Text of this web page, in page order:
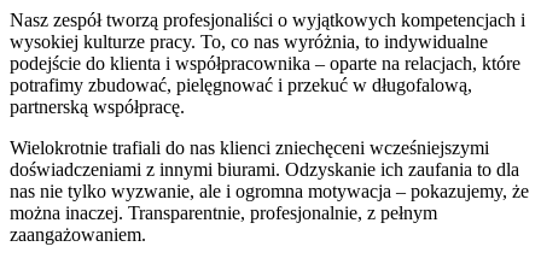
Nasz zespół tworzą profesjonaliści o wyjątkowych kompetencjach i
wysokiej kulturze pracy. To, co nas wyróżnia, to indywidualne
podejście do klienta i współpracownika – oparte na relacjach, które
potrafimy zbudować, pielęgnować i przekuć w długofalową,
partnerską współpracę.
Wielokrotnie trafiali do nas klienci zniechęceni wcześniejszymi
doświadczeniami z innymi biurami. Odzyskanie ich zaufania to dla
nas nie tylko wyzwanie, ale i ogromna motywacja – pokazujemy, że
można inaczej. Transparentnie, profesjonalnie, z pełnym
zaangażowaniem.